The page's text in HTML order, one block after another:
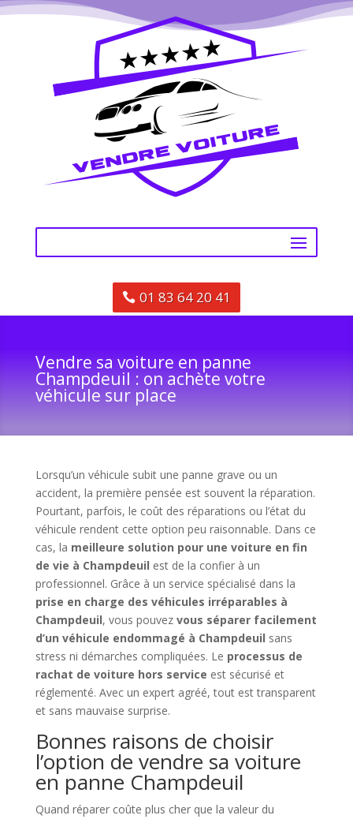
01 83 64 20 41
Vendre sa voiture en panne
Champdeuil : on achète votre
véhicule sur place
Lorsqu’un véhicule subit une panne grave ou un
accident, la première pensée est souvent la réparation.
Pourtant, parfois, le coût des réparations ou l’état du
véhicule rendent cette option peu raisonnable. Dans ce
cas, la meilleure solution pour une voiture en fin
de vie à Champdeuil est de la confier à un
professionnel. Grâce à un service spécialisé dans la
prise en charge des véhicules irréparables à
Champdeuil, vous pouvez vous séparer facilement
d’un véhicule endommagé à Champdeuil sans
stress ni démarches compliquées. Le processus de
rachat de voiture hors service est sécurisé et
réglementé. Avec un expert agréé, tout est transparent
et sans mauvaise surprise.
Bonnes raisons de choisir
l’option de vendre sa voiture
en panne Champdeuil
Quand réparer coûte plus cher que la valeur du